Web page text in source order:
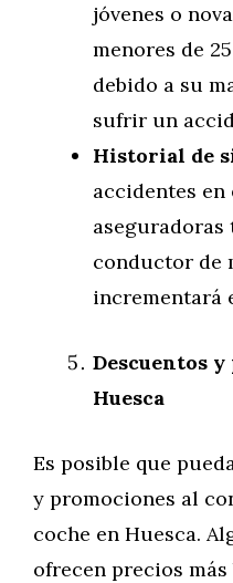
jóvenes o
menores de
debido a su
sufrir un
Historial de
accidentes en
conductor de
incrementará
Descuentos
Huesca
Es posible que
y promociones al
coche en Huesca.
ofrecen precios